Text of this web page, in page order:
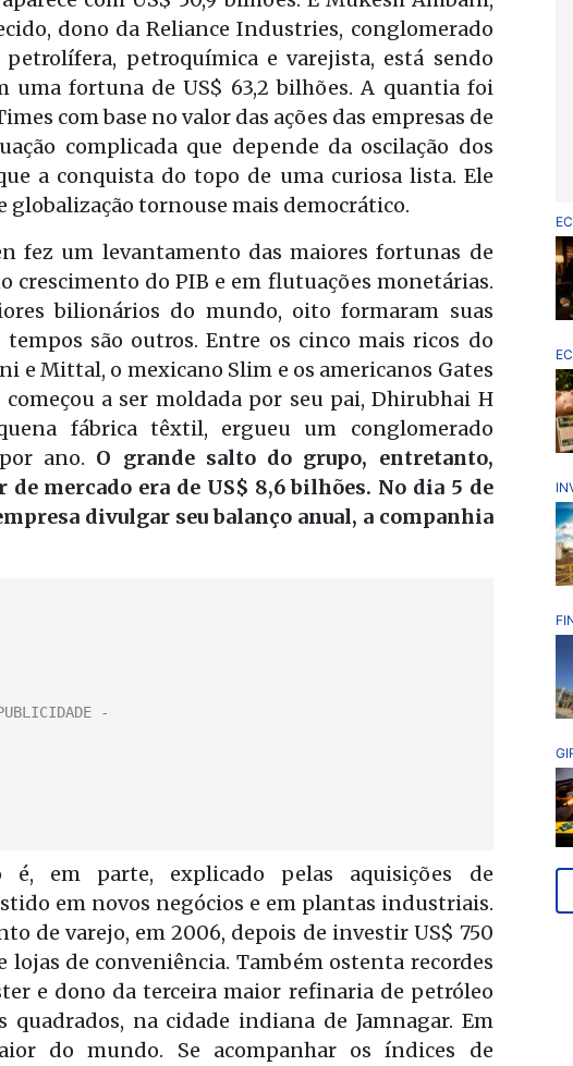
dono da Reliance Industries, conglomerado
petroquímica e varejista, está sendo
uma fortuna de US$ 63,2 bilhões. A quantia foi
com base no valor das ações das empresas de
complicada que depende da oscilação dos
a conquista do topo de uma curiosa lista. Ele
tornouse mais democrático.
fez um levantamento das maiores fortunas de
crescimento do PIB e em flutuações monetárias.
bilionários do mundo, oito formaram suas
são outros. Entre os cinco mais ricos do
e Mittal, o mexicano Slim e os americanos Gates
a ser moldada por seu pai, Dhirubhai H
fábrica têxtil, ergueu um conglomerado
ano. O grande salto do grupo, entretanto,
de mercado era de US$ 8,6 bilhões. No dia 5 de
divulgar seu balanço anual, a companhia
é, em parte, explicado pelas aquisições de
em novos negócios e em plantas industriais.
de varejo, em 2006, depois de investir US$ 750
de conveniência. Também ostenta recordes
e dono da terceira maior refinaria de petróleo
na cidade indiana de Jamnagar. Em
do mundo. Se acompanhar os índices de